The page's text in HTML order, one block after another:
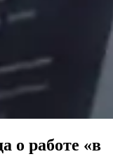
о работе «в